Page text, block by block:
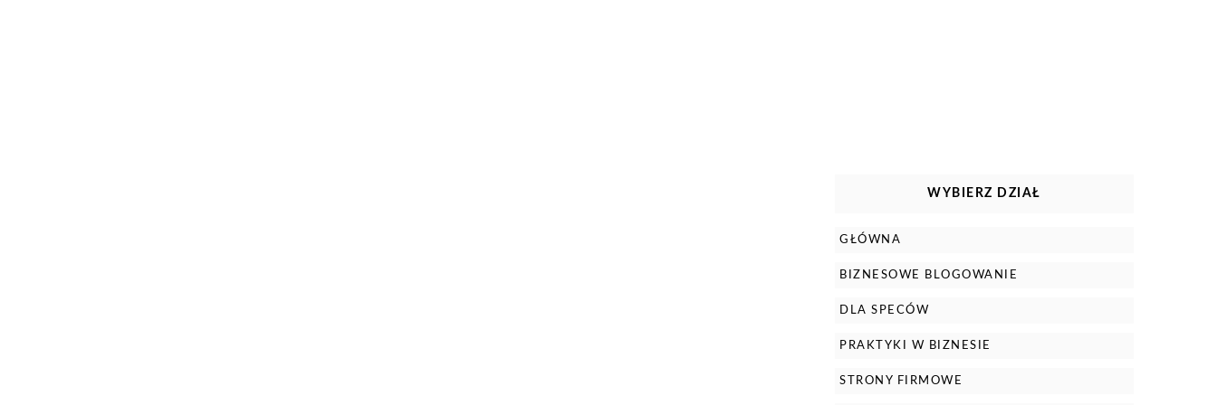
WYBIERZ DZIAŁ
GŁÓWNA
BIZNESOWE BLOGOWANIE
DLA SPECÓW
PRAKTYKI W BIZNESIE
STRONY FIRMOWE